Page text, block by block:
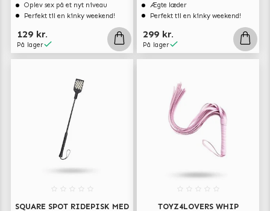
Oplev sex på et nyt niveau
Perfekt til en kinky weekend!
129 kr.
På lager
Ægte læder
Perfekt til en kinky weekend!
299 kr.
På lager
SQUARE SPOT RIDEPISK MED
TOYZ4LOVERS WHIP